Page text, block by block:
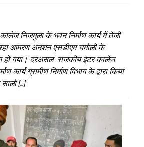
निजमुला के भवन निर्माण कार्य में तेजी
आमरण अनशन एसडीएम चमोली के
हो गया। दरअसल राजकीय इंटर कालेज
कार्य ग्रामीण निर्माण विभाग के द्वारा किया
[…]